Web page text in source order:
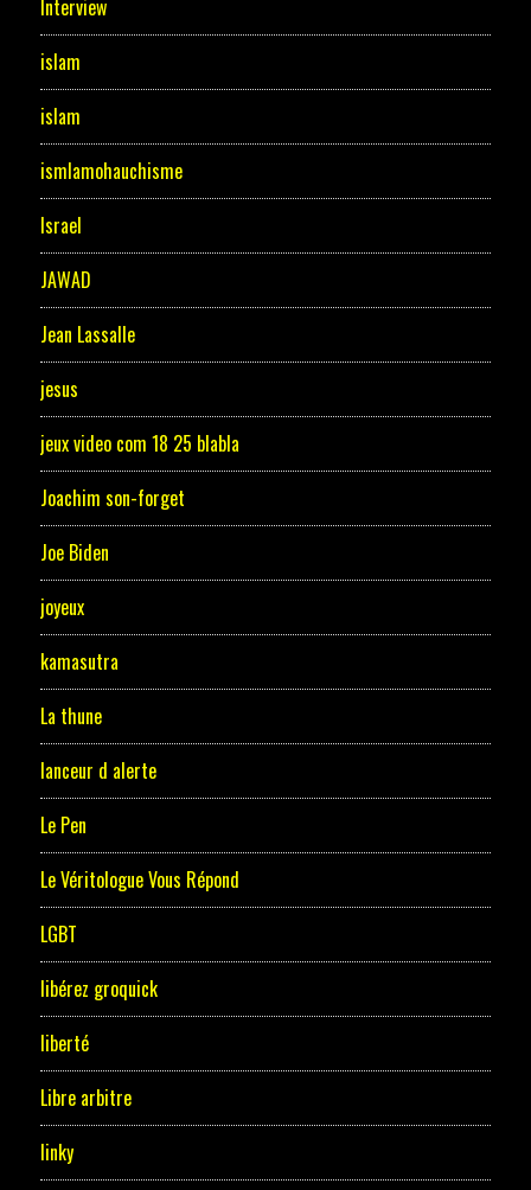
Interview
islam
islam
ismlamohauchisme
Israel
JAWAD
Jean Lassalle
jesus
jeux video com 18 25 blabla
Joachim son-forget
Joe Biden
joyeux
kamasutra
La thune
lanceur d alerte
Le Pen
Le Véritologue Vous Répond
LGBT
libérez groquick
liberté
Libre arbitre
linky